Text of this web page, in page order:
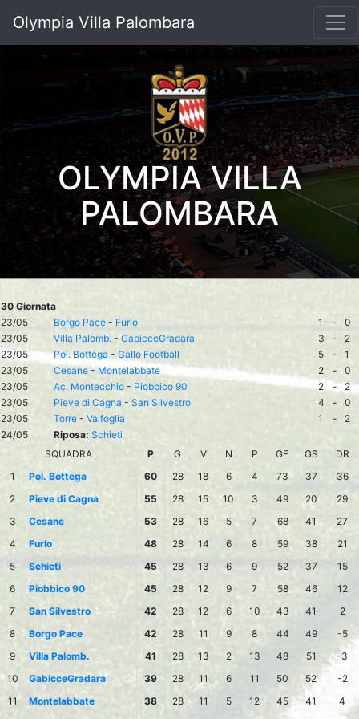
Olympia Villa Palombara
OLYMPIA VILLA
PALOMBARA
30 Giornata
23/05
Borgo Pace - Furlo 1 -
0
23/05
Villa Palomb. - GabicceGradara 3 -
2
23/05
Pol. Bottega - Gallo Football 5 -
1
23/05
Cesane -Montelabbate 2 -
0
23/05
Ac. Montecchio - Piobbico 90 2 -
2
23/05
Pieve di Cagna - San Silvestro 4 -
0
23/05
Torre - Valfoglia 1 -
2
24/05
Riposa: Schieti
SQUADRA
P G V N P GF GS
DR
1
Pol. Bottega 60 28 18 6 4 73 37
36
2
Pieve di Cagna 55 28 15 10 3 49 20
29
3
Cesane 53 28 16 5 7 68 41
27
4
Furlo 48 28 14 6 8 59 38
21
5
Schieti 45 28 13 6 9 52 37
15
6
Piobbico 90 45 28 12 9 7 58 46
12
7
San Silvestro 42 28 12 6 10 43 41
2
8
Borgo Pace 42 28 11 9 8 44 49
-5
9
Villa Palomb. 41 28 13 2 13 48 51
-3
10
GabicceGradara 39 28 11 6 11 50 52
-2
11
Montelabbate 38 28 11 5 12 45 41
4